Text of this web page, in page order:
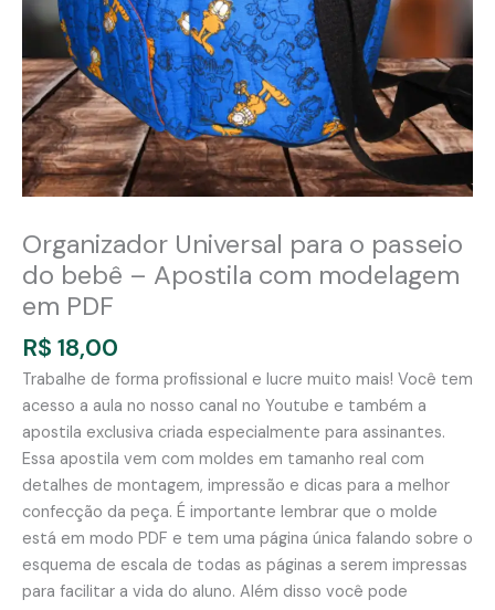
Organizador Universal para o passeio
do bebê – Apostila com modelagem
em PDF
R$ 18,00
Trabalhe de forma profissional e lucre muito mais! Você tem
acesso a aula no nosso canal no Youtube e também a
apostila exclusiva criada especialmente para assinantes.
Essa apostila vem com moldes em tamanho real com
detalhes de montagem, impressão e dicas para a melhor
confecção da peça. É importante lembrar que o molde
está em modo PDF e tem uma página única falando sobre o
esquema de escala de todas as páginas a serem impressas
para facilitar a vida do aluno. Além disso você pode